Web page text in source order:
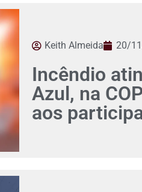
Keith Almeida 20/
Incêndio
Azul, na
aos